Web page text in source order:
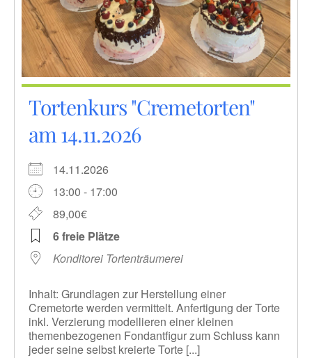
Tortenkurs "Cremetorten"
am 14.11.2026
14.11.2026
13:00 - 17:00
89,00€
6 freie Plätze
Konditorei Tortenträumerei
Inhalt: Grundlagen zur Herstellung einer
Cremetorte werden vermittelt. Anfertigung der Torte
inkl. Verzierung modellieren einer kleinen
themenbezogenen Fondantfigur zum Schluss kann
jeder seine selbst kreierte Torte [...]